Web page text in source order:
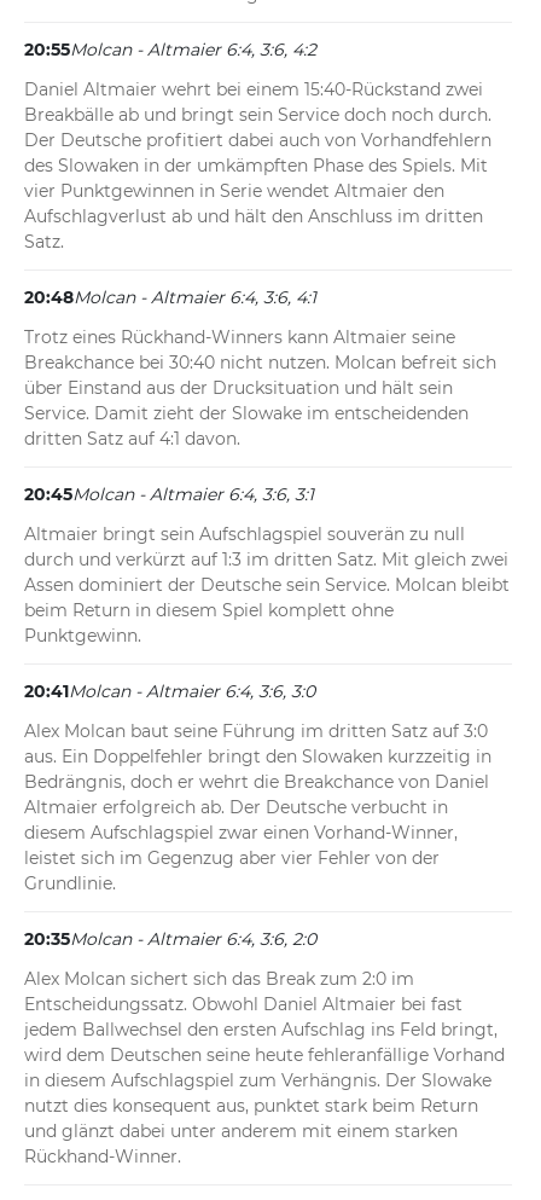
20:55Molcan - Altmaier 6:4, 3:6, 4:2
Daniel Altmaier wehrt bei einem 15:40-Rückstand zwei
Breakbälle ab und bringt sein Service doch noch durch.
Der Deutsche profitiert dabei auch von Vorhandfehlern
des Slowaken in der umkämpften Phase des Spiels. Mit
vier Punktgewinnen in Serie wendet Altmaier den
Aufschlagverlust ab und hält den Anschluss im dritten
Satz.
20:48Molcan - Altmaier 6:4, 3:6, 4:1
Trotz eines Rückhand-Winners kann Altmaier seine
Breakchance bei 30:40 nicht nutzen. Molcan befreit sich
über Einstand aus der Drucksituation und hält sein
Service. Damit zieht der Slowake im entscheidenden
dritten Satz auf 4:1 davon.
20:45Molcan - Altmaier 6:4, 3:6, 3:1
Altmaier bringt sein Aufschlagspiel souverän zu null
durch und verkürzt auf 1:3 im dritten Satz. Mit gleich zwei
Assen dominiert der Deutsche sein Service. Molcan bleibt
beim Return in diesem Spiel komplett ohne
Punktgewinn.
20:41Molcan - Altmaier 6:4, 3:6, 3:0
Alex Molcan baut seine Führung im dritten Satz auf 3:0
aus. Ein Doppelfehler bringt den Slowaken kurzzeitig in
Bedrängnis, doch er wehrt die Breakchance von Daniel
Altmaier erfolgreich ab. Der Deutsche verbucht in
diesem Aufschlagspiel zwar einen Vorhand-Winner,
leistet sich im Gegenzug aber vier Fehler von der
Grundlinie.
20:35Molcan - Altmaier 6:4, 3:6, 2:0
Alex Molcan sichert sich das Break zum 2:0 im
Entscheidungssatz. Obwohl Daniel Altmaier bei fast
jedem Ballwechsel den ersten Aufschlag ins Feld bringt,
wird dem Deutschen seine heute fehleranfällige Vorhand
in diesem Aufschlagspiel zum Verhängnis. Der Slowake
nutzt dies konsequent aus, punktet stark beim Return
und glänzt dabei unter anderem mit einem starken
Rückhand-Winner.